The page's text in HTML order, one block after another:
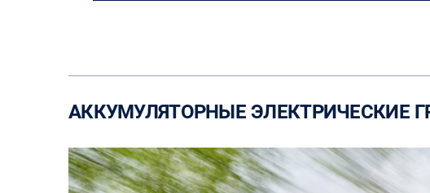
АККУМУЛЯТОРНЫЕ ЭЛЕКТРИЧЕСКИЕ